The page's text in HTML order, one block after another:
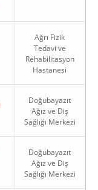
Ağrı Fizik
Tedavi ve
Rehabilitasyon
Hastanesi
Doğubayazıt
Ağız ve Diş
Sağlığı Merkezi
Doğubayazıt
Ağız ve Diş
Sağlığı Merkezi